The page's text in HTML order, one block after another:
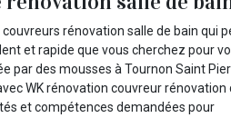
rénovation salle de bain qui
et rapide que vous cherchez pour
par des mousses à Tournon Saint
WK rénovation couvreur rénovation
et compétences demandées pour